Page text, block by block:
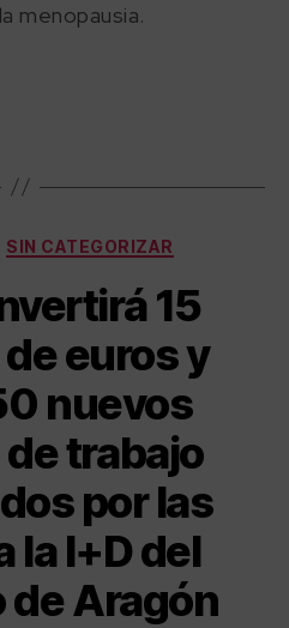
menopausia.
SIN CATEGORIZAR
15
euros y
nuevos
trabajo
por las
la I+D del
de Aragón